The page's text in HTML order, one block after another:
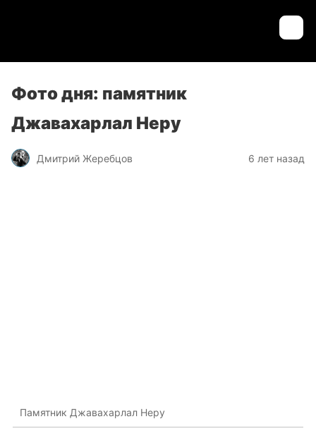
Фото дня: памятник
Джавахарлал Неру
Дмитрий Жеребцов 6 лет назад
Памятник Джавахарлал Неру